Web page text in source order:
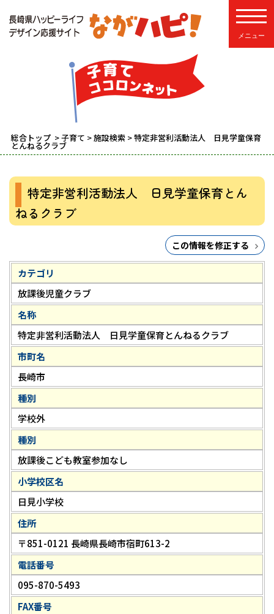
総合トップ >子育て >施設検索 > 特定非営利活動法人 日見学童保育
とんねるクラブ
特定非営利活動法人 日見学童保育とん
ねるクラブ
この情報を修正する
カテゴリ
放課後児童クラブ
名称
特定非営利活動法人 日見学童保育とんねるクラブ
市町名
長崎市
種別
学校外
種別
放課後こども教室参加なし
小学校区名
日見小学校
住所
〒851-0121 長崎県長崎市宿町613-2
電話番号
095-870-5493
FAX番号